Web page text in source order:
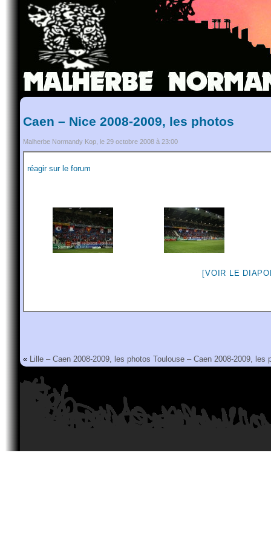
Caen – Nice 2008-2009, les photos
Malherbe Normandy Kop, le 29 octobre 2008 à 23:00
réagir sur le forum
[VOIR LE
« Lille – Caen 2008-2009, les photos Toulouse – Caen 2008-2009, les